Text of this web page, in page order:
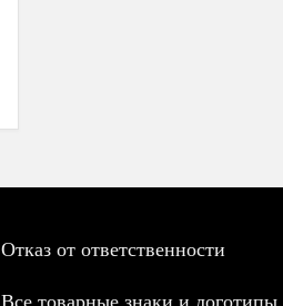
Отказ от ответственности